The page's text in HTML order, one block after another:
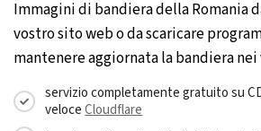
Immagini di bandiera della Romania
vostro sito web o da scaricare
mantenere aggiornata la bandiera
servizio completamente gratuito su
veloceCloudflare